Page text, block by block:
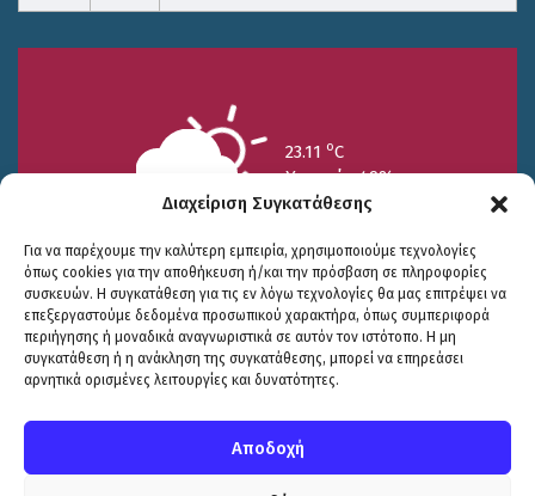
Διαχείριση Συγκατάθεσης
Για να παρέχουμε την καλύτερη εμπειρία, χρησιμοποιούμε τεχνολογίες
όπως cookies για την αποθήκευση ή/και την πρόσβαση σε πληροφορίες
συσκευών. Η συγκατάθεση για τις εν λόγω τεχνολογίες θα μας επιτρέψει να
επεξεργαστούμε δεδομένα προσωπικού χαρακτήρα, όπως συμπεριφορά
περιήγησης ή μοναδικά αναγνωριστικά σε αυτόν τον ιστότοπο. Η μη
συγκατάθεση ή η ανάκληση της συγκατάθεσης, μπορεί να επηρεάσει
αρνητικά ορισμένες λειτουργίες και δυνατότητες.
Αποδοχή
23.11 oC
Υγρασία 49%
25/7
15.73 oC
26/7
17.99oC
27/7
20.94oC
© COPYRIGHT ΔΗΜΟΣ ΣΟΥΛΙΟΥ 2026
ΕΓΚΡΙΤΟΣ GROUP